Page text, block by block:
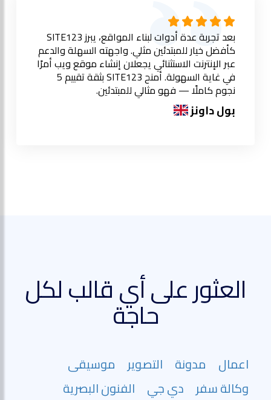
بعد تجربة عدة أدوات لبناء المواقع، يبرز SITE123
كأفضل خيار للمبتدئين مثلي. واجهته السهلة والدعم
عبر الإنترنت الاستثنائي يجعلان إنشاء موقع ويب أمرًا
في غاية السهولة. أمنح SITE123 بثقة تقييم 5
نجوم كاملًا — فهو مثالي للمبتدئين.
بول داونز
العثور على أي قالب لكل
حاجة
اعمال مدونة التصوير موسيقى
وكالة سفر دي جي الفنون البصرية